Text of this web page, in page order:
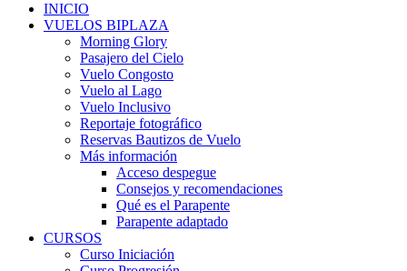
INICIO
VUELOS BIPLAZA
Morning Glory
Pasajero del Cielo
Vuelo Congosto
Vuelo al Lago
Vuelo Inclusivo
Reportaje fotográfico
Reservas Bautizos de Vuelo
Más información
Acceso despegue
Consejos y recomendaciones
Qué es el Parapente
Parapente adaptado
CURSOS
Curso Iniciación